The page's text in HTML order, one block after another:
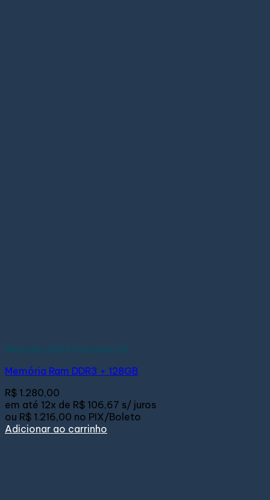
Memória RAM incremental
Memória Ram DDR3 + 128GB
R$ 1.280,00
em até 12x de R$ 106,67 s/ juros
ou R$ 1.216,00 no PIX/Boleto
Adicionar ao carrinho